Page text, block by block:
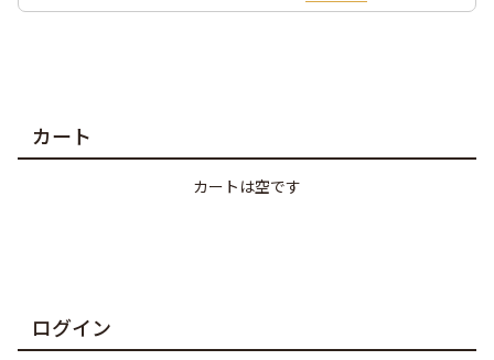
カート
カートは空です
ログイン